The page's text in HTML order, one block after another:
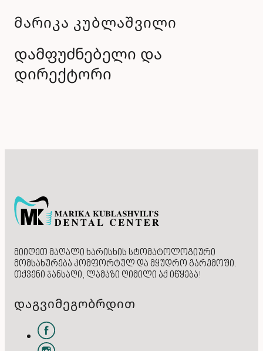
მარიკა კუბლაშვილი
დამფუძნებელი და
დირექტორი
მიიღეთ მაღალი ხარისხის სტომატოლოგიური
მომსახურება კომფორტულ და მყუდრო გარემოში.
თქვენი ჯანსაღი, ლამაზი ღიმილი აქ იწყება!
დაგვიმეგობრდით